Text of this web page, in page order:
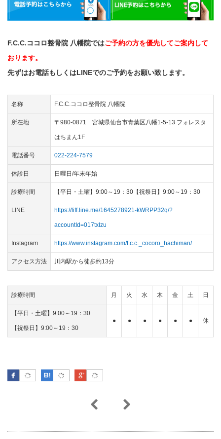
F.C.C.ココロ整骨院 八幡院ではご予約の方を優先してご案内して
おります。
先ずはお電話もしくはLINEでのご予約をお願い致します。
名称 F.C.C.ココロ整骨院 八幡院
所在地 〒980-0871 宮城県仙台市青葉区八幡1-5-13 フォレスタ
はちまん1F
電話番号 022-224-7579
休診日 日曜日/年末年始
診療時間 【平日・土曜】9:00～19：30【祝祭日】9:00～19：30
LINE https://liff.line.me/1645278921-kWRPP32q/?
accountId=017txlzu
Instagram https://www.instagram.com/f.c.c._cocoro_hachiman/
アクセス方法 川内駅から徒歩約13分
診療時間 月 火 水 木 金 土 日
【平日・土曜】9:00～19：30
【祝祭日】9:00～19：30
● ● ● ● ● ● 休
Facebook はてなブックマーク
Google Plus